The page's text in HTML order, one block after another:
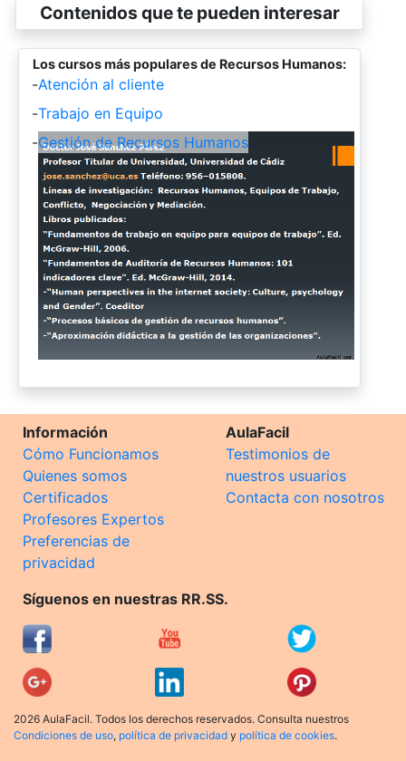
Contenidos que te pueden interesar
Los cursos más populares de Recursos Humanos:
-Atención al cliente
-Trabajo en Equipo
-Gestión de Recursos Humanos
Información
Cómo Funcionamos
Quienes somos
Certificados
Profesores Expertos
Preferencias de
privacidad
AulaFacil
Testimonios de
nuestros usuarios
Contacta con nosotros
Síguenos en nuestras RR.SS.
2026 AulaFacil. Todos los derechos reservados. Consulta nuestros
Condiciones de uso, política de privacidad y política de cookies.